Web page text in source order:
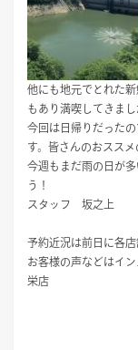
他にも地元でとれた
もあり満喫してきまし
今回は日帰りだった
す。皆さんのおスス
今週もまだ雨の日が
う！
スタッフ 坂之上
予約近況は前日に各店
お客様の声などはイ
栄店